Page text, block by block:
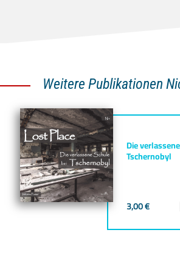
Weitere Publikationen
Die
Tschernobyl
3,00€